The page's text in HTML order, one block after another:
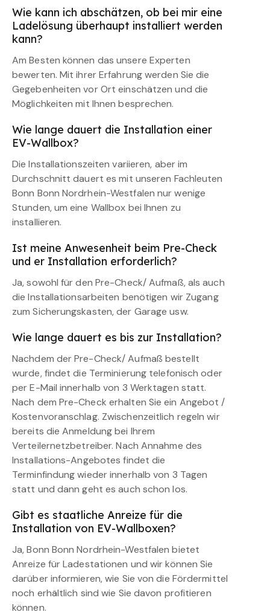
Wie kann ich abschätzen, ob bei mir eine
Ladelösung überhaupt installiert werden
kann?
Am Besten können das unsere Experten
bewerten. Mit ihrer Erfahrung werden Sie die
Gegebenheiten vor Ort einschätzen und die
Möglichkeiten mit Ihnen besprechen.
Wie lange dauert die Installation einer
EV-Wallbox?
Die Installationszeiten variieren, aber im
Durchschnitt dauert es mit unseren Fachleuten
Bonn Bonn Nordrhein-Westfalen nur wenige
Stunden, um eine Wallbox bei Ihnen zu
installieren.
Ist meine Anwesenheit beim Pre-Check
und er Installation erforderlich?
Ja, sowohl für den Pre-Check/ Aufmaß, als auch
die Installationsarbeiten benötigen wir Zugang
zum Sicherungskasten, der Garage usw.
Wie lange dauert es bis zur Installation?
Nachdem der Pre-Check/ Aufmaß bestellt
wurde, findet die Terminierung telefonisch oder
per E-Mail innerhalb von 3 Werktagen statt.
Nach dem Pre-Check erhalten Sie ein Angebot /
Kostenvoranschlag. Zwischenzeitlich regeln wir
bereits die Anmeldung bei Ihrem
Verteilernetzbetreiber. Nach Annahme des
Installations-Angebotes findet die
Terminfindung wieder innerhalb von 3 Tagen
statt und dann geht es auch schon los.
Gibt es staatliche Anreize für die
Installation von EV-Wallboxen?
Ja, Bonn Bonn Nordrhein-Westfalen bietet
Anreize für Ladestationen und wir können Sie
darüber informieren, wie Sie von die Fördermittel
noch erhältlich sind wie Sie davon profitieren
können.